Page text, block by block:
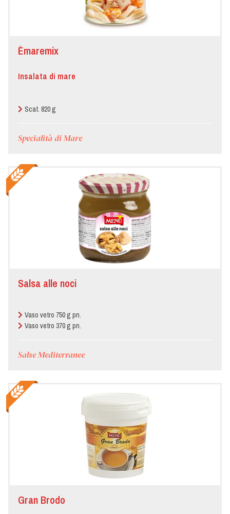
Èmaremix
Insalata di mare
Scat. 820 g
Specialità di Mare
Salsa alle noci
Vaso vetro 750 g pn.
Vaso vetro 370 g pn.
Salse Mediterranee
Gran Brodo